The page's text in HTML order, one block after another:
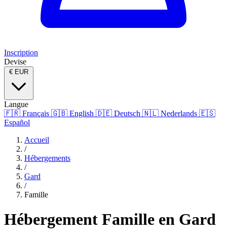
Inscription
Devise
€ EUR
Langue
🇫🇷 Français 🇬🇧 English 🇩🇪 Deutsch 🇳🇱 Nederlands 🇪🇸
Español
Accueil
/
Hébergements
/
Gard
/
Famille
Hébergement Famille en Gard